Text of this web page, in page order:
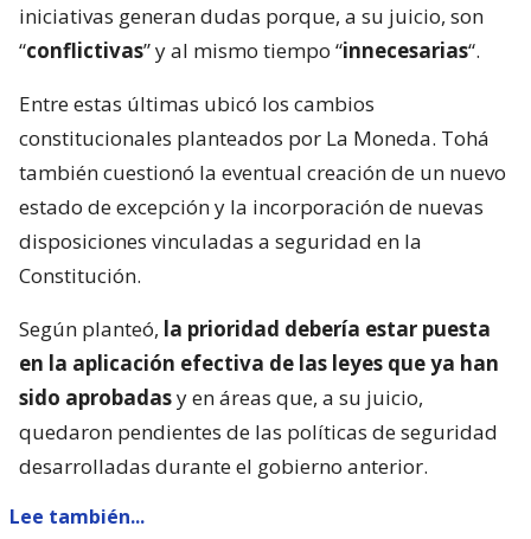
iniciativas generan dudas porque, a su juicio, son
“conflictivas” y al mismo tiempo “innecesarias“.
Entre estas últimas ubicó los cambios
constitucionales planteados por La Moneda. Tohá
también cuestionó la eventual creación de un nuevo
estado de excepción y la incorporación de nuevas
disposiciones vinculadas a seguridad en la
Constitución.
Según planteó, la prioridad debería estar puesta
en la aplicación efectiva de las leyes que ya han
sido aprobadasy en áreas que, a su juicio,
quedaron pendientes de las políticas de seguridad
desarrolladas durante el gobierno anterior.
Lee también...